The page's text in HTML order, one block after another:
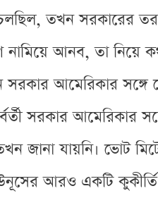
তখন সরকারের
আনব, তা নিয়ে
সরকার আমেরিকার
সরকার আমেরিকার
জানা যায়নি। ভোট
আরও একটি